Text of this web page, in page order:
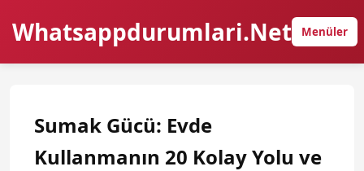
Whatsappdurumlari.Net Menüler
Sumak Gücü: Evde
Kullanmanın 20 Kolay Yolu ve